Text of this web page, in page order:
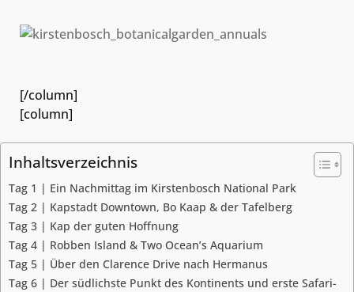
[/column]
[column]
Inhaltsverzeichnis
Tag 1 | Ein Nachmittag im Kirstenbosch National Park
Tag 2 | Kapstadt Downtown, Bo Kaap & der Tafelberg
Tag 3 | Kap der guten Hoffnung
Tag 4 | Robben Island & Two Ocean’s Aquarium
Tag 5 | Über den Clarence Drive nach Hermanus
Tag 6 | Der südlichste Punkt des Kontinents und erste Safari-